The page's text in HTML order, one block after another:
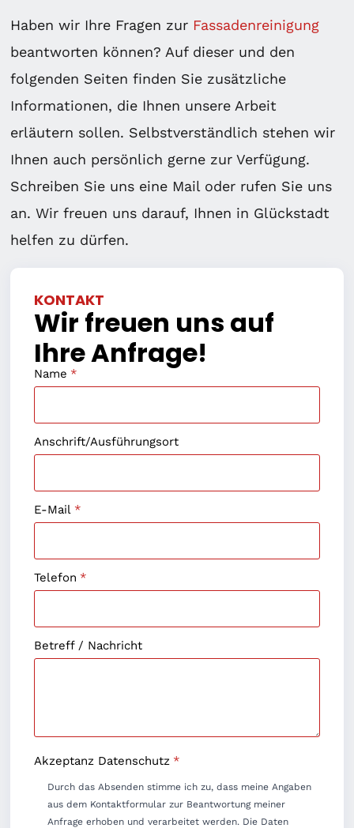
Haben wir Ihre Fragen zur Fassadenreinigung
beantworten können? Auf dieser und den
folgenden Seiten finden Sie zusätzliche
Informationen, die Ihnen unsere Arbeit
erläutern sollen. Selbstverständlich stehen wir
Ihnen auch persönlich gerne zur Verfügung.
Schreiben Sie uns eine Mail oder rufen Sie uns
an. Wir freuen uns darauf, Ihnen in Glückstadt
helfen zu dürfen.
KONTAKT
Wir freuen uns auf
Ihre Anfrage!
Name *
Anschrift/Ausführungsort
E-Mail *
Telefon *
Betreff / Nachricht
Akzeptanz Datenschutz *
Durch das Absenden stimme ich zu, dass meine Angaben
aus dem Kontaktformular zur Beantwortung meiner
Anfrage erhoben und verarbeitet werden. Die Daten